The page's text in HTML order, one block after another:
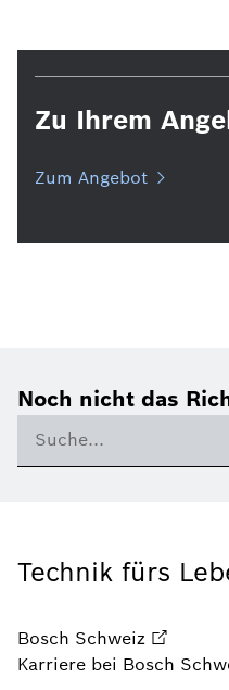
Zu Ihrem
Zum Angebot
Noch nicht das
Technik fürs
Bosch Schweiz
Karriere bei Bosch